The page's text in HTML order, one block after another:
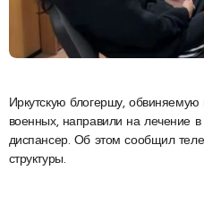
Иркутскую блогершу, обвиняемую в оскорблении российских
военных, направили на лечение в
диспансер. Об этом сообщил
структуры.